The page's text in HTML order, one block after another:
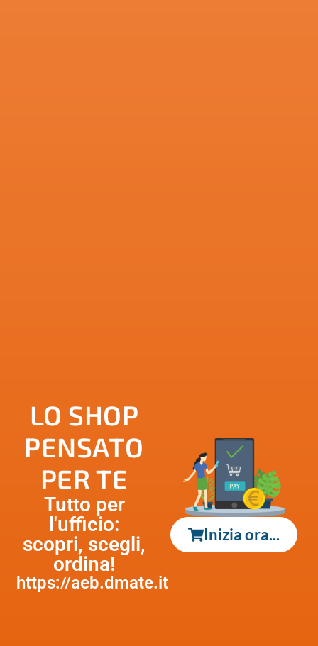
LO SHOP
PENSATO
PER TE
Tutto per
l'ufficio:
scopri, scegli,
ordina!
https://aeb.dmate.it
Inizia ora...